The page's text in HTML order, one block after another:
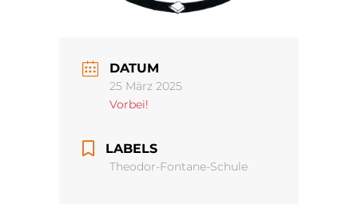
DATUM
25 März 2025
Vorbei!
LABELS
Theodor-Fontane-Schule